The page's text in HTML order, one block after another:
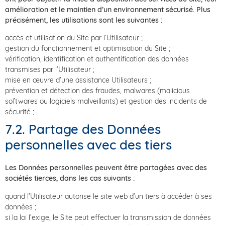
amélioration et le maintien d’un environnement sécurisé. Plus
précisément, les utilisations sont les suivantes :
accès et utilisation du Site par l’Utilisateur ;
gestion du fonctionnement et optimisation du Site ;
vérification, identification et authentification des données
transmises par l’Utilisateur ;
mise en œuvre d’une assistance Utilisateurs ;
prévention et détection des fraudes, malwares (malicious
softwares ou logiciels malveillants) et gestion des incidents de
sécurité ;
7.2. Partage des Données
personnelles avec des tiers
Les Données personnelles peuvent être partagées avec des
sociétés tierces, dans les cas suivants :
quand l’Utilisateur autorise le site web d’un tiers à accéder à ses
données ;
si la loi l’exige, le Site peut effectuer la transmission de données